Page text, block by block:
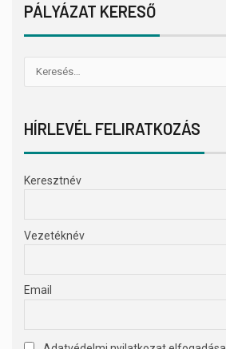
PÁLYÁZAT KERESŐ
HÍRLEVÉL FELIRATKOZÁS
Keresztnév
Vezetéknév
Email